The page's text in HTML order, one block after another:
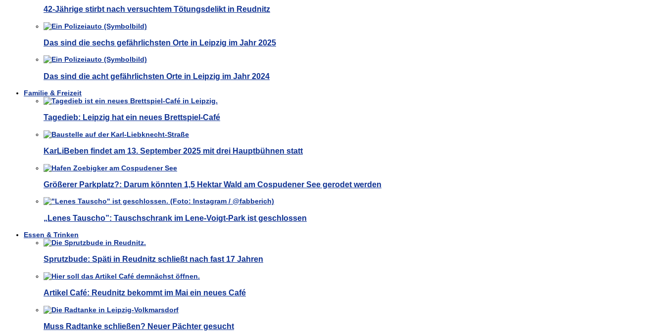
42-Jährige stirbt nach versuchtem Tötungsdelikt in Reudnitz
Das sind die sechs gefährlichsten Orte in Leipzig im Jahr 2025
Das sind die acht gefährlichsten Orte in Leipzig im Jahr 2024
Familie & Freizeit
Tagedieb: Leipzig hat ein neues Brettspiel-Café
KarLiBeben findet am 13. September 2025 mit drei Hauptbühnen statt
Größerer Parkplatz?: Darum könnten 1,5 Hektar Wald am Cospudener See gerodet werden
„Lenes Tauscho”: Tauschschrank im Lene-Voigt-Park ist geschlossen
Essen & Trinken
Sprutzbude: Späti in Reudnitz schließt nach fast 17 Jahren
Artikel Café: Reudnitz bekommt im Mai ein neues Café
Muss Radtanke schließen? Neuer Pächter gesucht